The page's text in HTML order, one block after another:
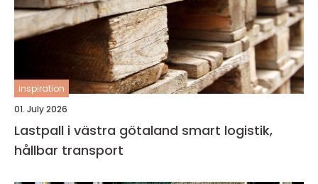
inspiration
01. July 2026
Lastpall i västra götaland smart logistik,
hållbar transport